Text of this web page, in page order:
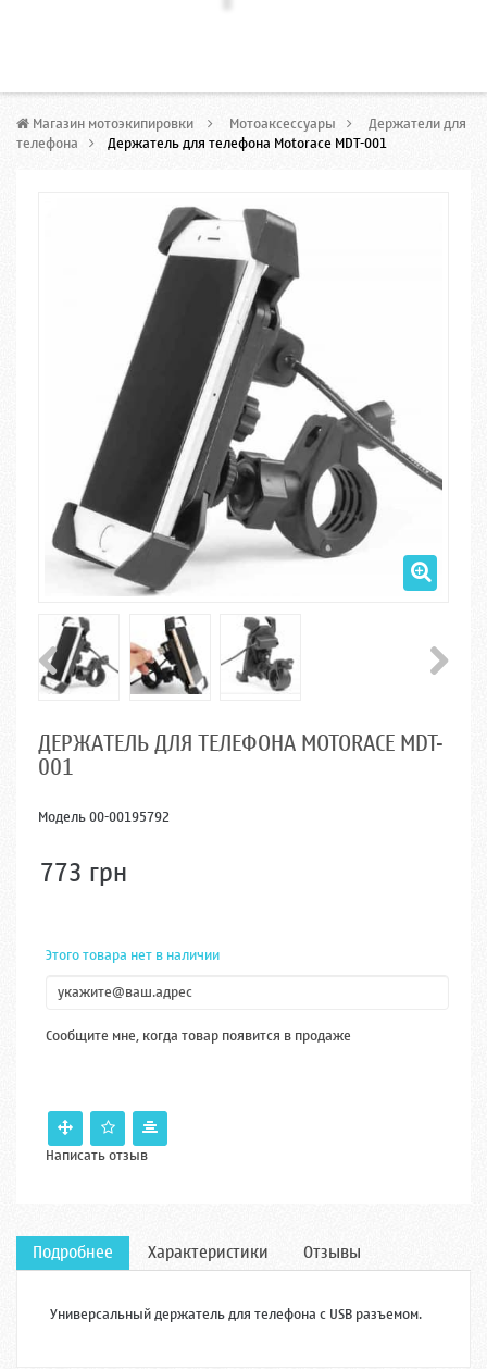
Магазин мотоэкипировки > Мотоаксессуары > Держатели для
телефона > Держатель для телефона Motorace MDT-001
ДЕРЖАТЕЛЬ ДЛЯ ТЕЛЕФОНА MOTORACE MDT-
001
Модель00-00195792
773 грн
Этого товара нет в наличии
Сообщите мне, когда товар появится в продаже
Написать отзыв
Подробнее Характеристики Отзывы
Универсальный держатель для телефона с USB разъемом.